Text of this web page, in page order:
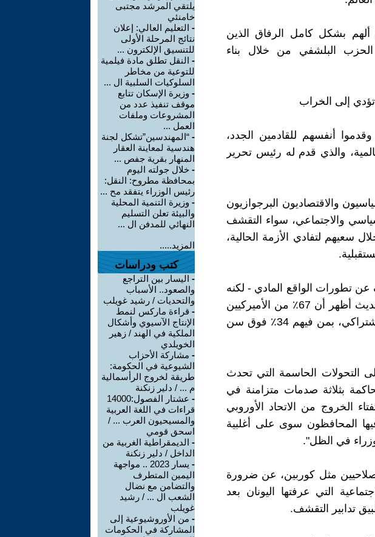
ألهم بشكل كامل الرفاق الذين
البلشفي من خلال بناء
إلى الخراب
أنفسهم للقادمين الجدد،
والذي قدم له رئيس تحرير
والاقتصاديون البرجوازيون
والاجتماعي، سواء التقشف
سعيهم لتفادي الأزمة الحالية،
تطورات الواقع المادي - لكنه
يلحق بها من خلال قفزات. واستشهد باستطلاع حديث أظهر أن 67٪ من الأميركيين
صرحوا بأنهم مستعدون للتصويت لصالح مرشح اشتراكي، بمن فيهم 34٪ فوق سن
التحولات الحاسمة التي تحدث
بثلاثة صدمات متزامنة في
الخروج من الاتحاد الأوروبي
والتي لم يحصل فيها المحافظون سوى على أغلبية
في الظل".
مثل كوربين، عن ضرورة
التي عرفتها اليونان بعد
تدابير التقشف.
يلتقي المرشد مجتبى
خامنئي
- التعليم العالي: إعلان
نتائج المرحلة الأولى
للتنسيق الإلكترون ...
- النقل تطلق مادة فيلمية
للتوعية من مخاطر
السلوكيات السلبية ال ...
- وزيرة الإسكان تتابع
موقف تنفيذ عدد من
المشروعات وملفات
العمل ...
- “المهندسين”تشكل لجنة
هندسية لمعاينة العقار
المنهار بقرية جفص ...
- خلال جولته اليوم
بمحافظة مطروح: النقل:
رئيس الوزراء يتفقد مح ...
- وزيرة التنمية المحلية
والبيئة تعلن التسليم
النهائي للمدفن ال ...
المزيد.....
كتب ودراسات
- اليسار بين التراجع
والصعود.. الأسباب
والتحديات / رشيد غويلب
- قراءة ماركس لنمط
الإنتاج الآسيوي وأشكال
الملكية في الهند / زهير
الخويلدي
- مشاركة الأحزاب
الشيوعية في الحكومة:
طريقة لخروج الرأسمالية
م ... / دلير زنكنة
-
عشتار الفصول:14000
قراءات في اللغة العربية
والمسيحيون العرب ... /
اسحق قومي
- الديمقراطية الغربية من
الداخل / دلير زنكنة
-
يسار 2023 .. مواجهة
اليمين المتطرف
والتضامن مع نضال
الشعب ال ... / رشيد
غويلب
- من الأوروشيوعية إلى
المشاركة في الحكومات